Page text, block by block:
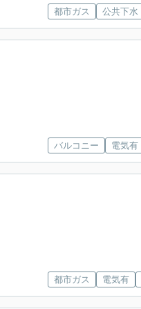
都市ガス 公共下水
バルコニー 電気有
都市ガス 電気有